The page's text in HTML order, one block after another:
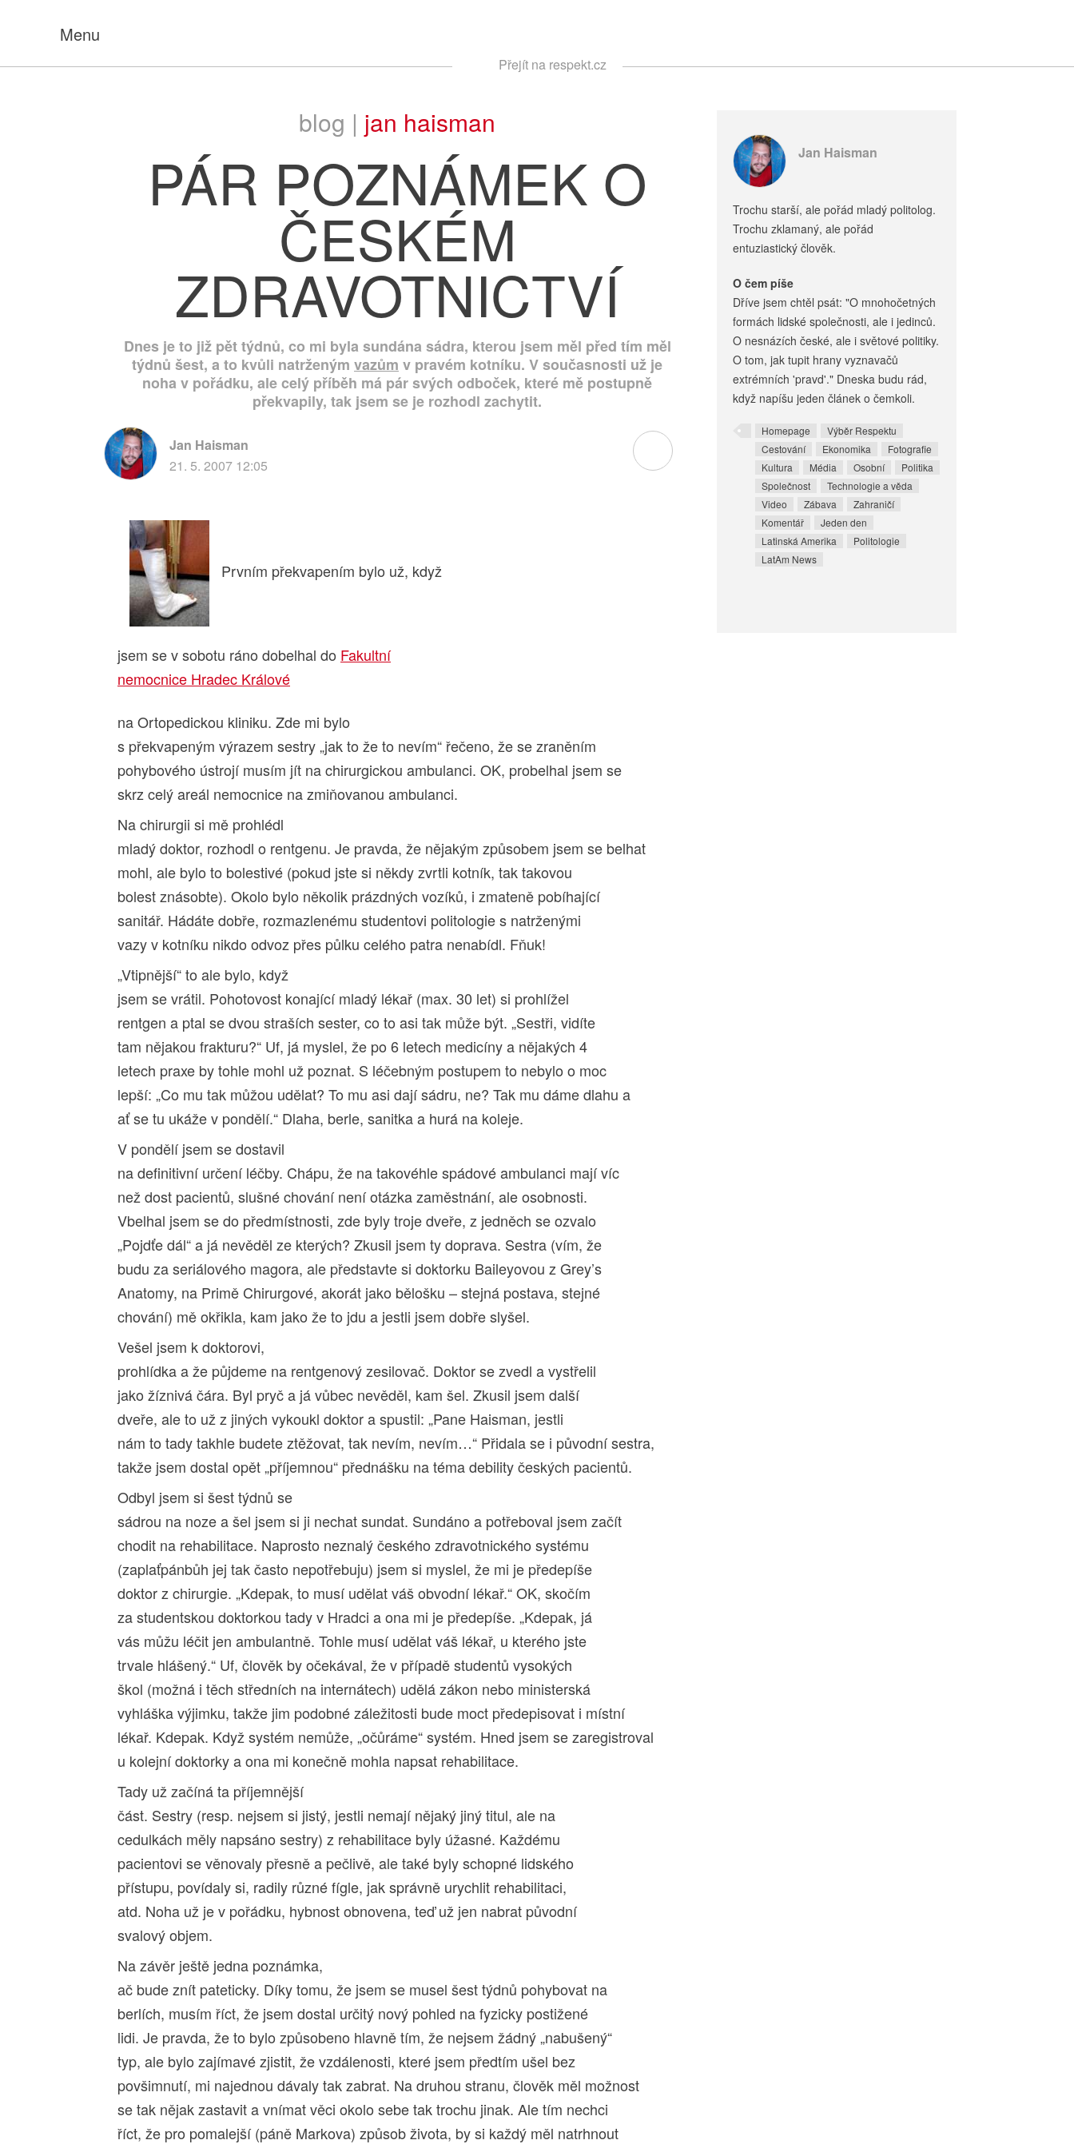
Menu
Přejít na respekt.cz
blog | jan haisman
PÁR POZNÁMEK O
ČESKÉM
ZDRAVOTNICTVÍ
Dnes je to již pět týdnů, co mi byla sundána sádra, kterou jsem měl před tím měl
týdnů šest, a to kvůli natrženým vazům v pravém kotníku. V současnosti už je
noha v pořádku, ale celý příběh má pár svých odboček, které mě postupně
překvapily, tak jsem se je rozhodl zachytit.
Jan Haisman
21. 5. 2007 12:05
Prvním překvapením bylo už, když
jsem se v sobotu ráno dobelhal do Fakultní
nemocnice Hradec Králové
na Ortopedickou kliniku. Zde mi bylo
s překvapeným výrazem sestry „jak to že to nevím“ řečeno, že se zraněním
pohybového ústrojí musím jít na chirurgickou ambulanci. OK, probelhal jsem se
skrz celý areál nemocnice na zmiňovanou ambulanci.
Na chirurgii si mě prohlédl
mladý doktor, rozhodl o rentgenu. Je pravda, že nějakým způsobem jsem se belhat
mohl, ale bylo to bolestivé (pokud jste si někdy zvrtli kotník, tak takovou
bolest znásobte). Okolo bylo několik prázdných vozíků, i zmateně pobíhající
sanitář. Hádáte dobře, rozmazlenému studentovi politologie s natrženými
vazy v kotníku nikdo odvoz přes půlku celého patra nenabídl. Fňuk!
„Vtipnější“ to ale bylo, když
jsem se vrátil. Pohotovost konající mladý lékař (max. 30 let) si prohlížel
rentgen a ptal se dvou straších sester, co to asi tak může být. „Sestři, vidíte
tam nějakou frakturu?“ Uf, já myslel, že po 6 letech medicíny a nějakých 4
letech praxe by tohle mohl už poznat. S léčebným postupem to nebylo o moc
lepší: „Co mu tak můžou udělat? To mu asi dají sádru, ne? Tak mu dáme dlahu a
ať se tu ukáže v pondělí.“ Dlaha, berle, sanitka a hurá na koleje.
V pondělí jsem se dostavil
na definitivní určení léčby. Chápu, že na takovéhle spádové ambulanci mají víc
než dost pacientů, slušné chování není otázka zaměstnání, ale osobnosti.
Vbelhal jsem se do předmístnosti, zde byly troje dveře, z jedněch se ozvalo
„Pojdťe dál“ a já nevěděl ze kterých? Zkusil jsem ty doprava. Sestra (vím, že
budu za seriálového magora, ale představte si doktorku Baileyovou z Grey’s
Anatomy, na Primě Chirurgové, akorát jako bělošku – stejná postava, stejné
chování) mě okřikla, kam jako že to jdu a jestli jsem dobře slyšel.
Vešel jsem k doktorovi,
prohlídka a že půjdeme na rentgenový zesilovač. Doktor se zvedl a vystřelil
jako žíznivá čára. Byl pryč a já vůbec nevěděl, kam šel. Zkusil jsem další
dveře, ale to už z jiných vykoukl doktor a spustil: „Pane Haisman, jestli
nám to tady takhle budete ztěžovat, tak nevím, nevím…“ Přidala se i původní sestra,
takže jsem dostal opět „příjemnou“ přednášku na téma debility českých pacientů.
Odbyl jsem si šest týdnů se
sádrou na noze a šel jsem si ji nechat sundat. Sundáno a potřeboval jsem začít
chodit na rehabilitace. Naprosto neznalý českého zdravotnického systému
(zaplaťpánbůh jej tak často nepotřebuju) jsem si myslel, že mi je předepíše
doktor z chirurgie. „Kdepak, to musí udělat váš obvodní lékař.“ OK, skočím
za studentskou doktorkou tady v Hradci a ona mi je předepíše. „Kdepak, já
vás můžu léčit jen ambulantně. Tohle musí udělat váš lékař, u kterého jste
trvale hlášený.“ Uf, člověk by očekával, že v případě studentů vysokých
škol (možná i těch středních na internátech) udělá zákon nebo ministerská
vyhláška výjimku, takže jim podobné záležitosti bude moct předepisovat i místní
lékař. Kdepak. Když systém nemůže, „očůráme“ systém. Hned jsem se zaregistroval
u kolejní doktorky a ona mi konečně mohla napsat rehabilitace.
Tady už začíná ta příjemnější
část. Sestry (resp. nejsem si jistý, jestli nemají nějaký jiný titul, ale na
cedulkách měly napsáno sestry) z rehabilitace byly úžasné. Každému
pacientovi se věnovaly přesně a pečlivě, ale také byly schopné lidského
přístupu, povídaly si, radily různé fígle, jak správně urychlit rehabilitaci,
atd. Noha už je v pořádku, hybnost obnovena, teď už jen nabrat původní
svalový objem.
Na závěr ještě jedna poznámka,
ač bude znít pateticky. Díky tomu, že jsem se musel šest týdnů pohybovat na
berlích, musím říct, že jsem dostal určitý nový pohled na fyzicky postižené
lidi. Je pravda, že to bylo způsobeno hlavně tím, že nejsem žádný „nabušený“
typ, ale bylo zajímavé zjistit, že vzdálenosti, které jsem předtím ušel bez
povšimnutí, mi najednou dávaly tak zabrat. Na druhou stranu, člověk měl možnost
se tak nějak zastavit a vnímat věci okolo sebe tak trochu jinak. Ale tím nechci
říct, že pro pomalejší (páně Markova) způsob života, by si každý měl natrhnout
Jan Haisman
Trochu starší, ale pořád mladý politolog.
Trochu zklamaný, ale pořád
entuziastický člověk.
O čem píše
Dříve jsem chtěl psát: "O mnohočetných
formách lidské společnosti, ale i jedinců.
O nesnázích české, ale i světové politiky.
O tom, jak tupit hrany vyznavačů
extrémních 'pravd'." Dneska budu rád,
když napíšu jeden článek o čemkoli.
Homepage
Výběr Respektu
Cestování
Ekonomika
Fotografie
Kultura
Média Osobní
Politika
Společnost
Technologie a věda
Video
Zábava
Zahraničí
Komentář
Jeden den
Latinská Amerika
Politologie
LatAm News